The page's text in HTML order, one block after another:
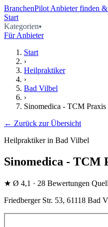
BranchenPilot Anbieter finden
Start
Kategorien
Für Anbieter
Start
›
Heilpraktiker
›
Bad Vilbel
›
Sinomedica - TCM Praxis
← Zurück zur Übersicht
Heilpraktiker in Bad Vilbel
Sinomedica - TCM
★ Ø 4,1 · 28 Bewertungen
Friedberger Str. 53, 61118 Bad